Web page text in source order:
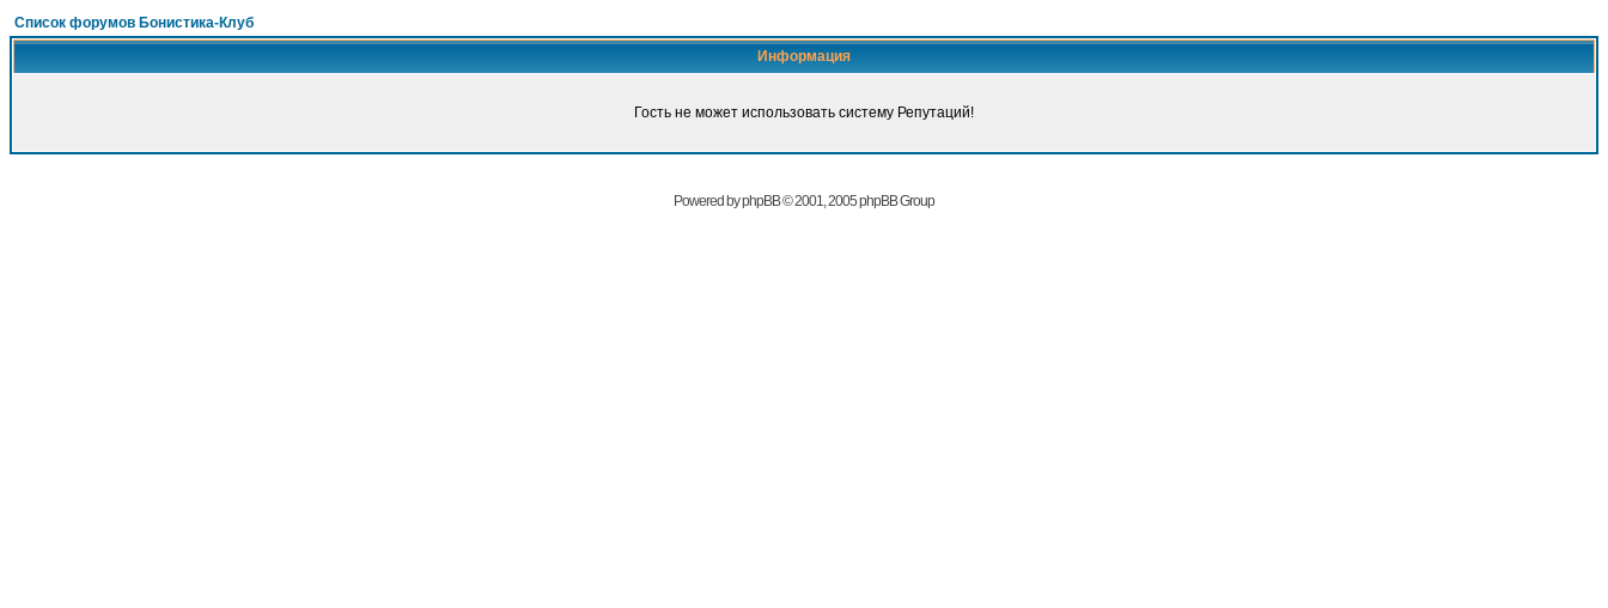
Список форумов Бонистика-Клуб
Информация
Гость не может использовать систему Репутаций!
Powered byphpBB© 2001, 2005 phpBB Group